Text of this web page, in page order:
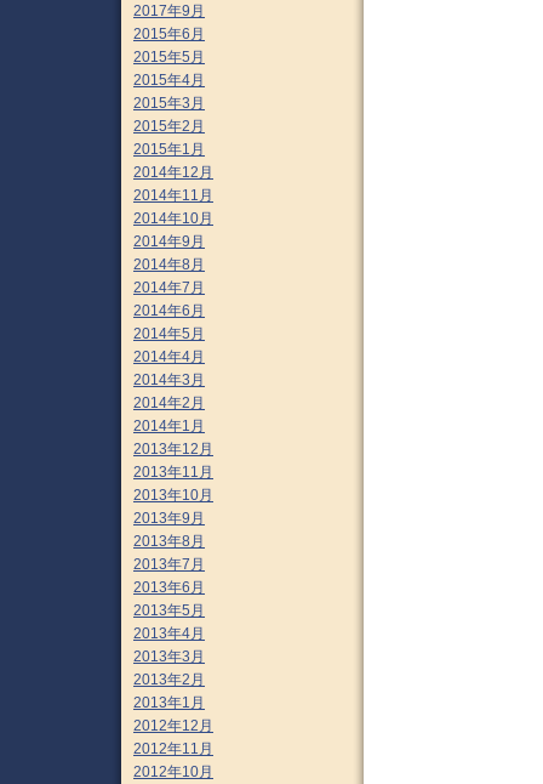
2017年9月
2015年6月
2015年5月
2015年4月
2015年3月
2015年2月
2015年1月
2014年12月
2014年11月
2014年10月
2014年9月
2014年8月
2014年7月
2014年6月
2014年5月
2014年4月
2014年3月
2014年2月
2014年1月
2013年12月
2013年11月
2013年10月
2013年9月
2013年8月
2013年7月
2013年6月
2013年5月
2013年4月
2013年3月
2013年2月
2013年1月
2012年12月
2012年11月
2012年10月